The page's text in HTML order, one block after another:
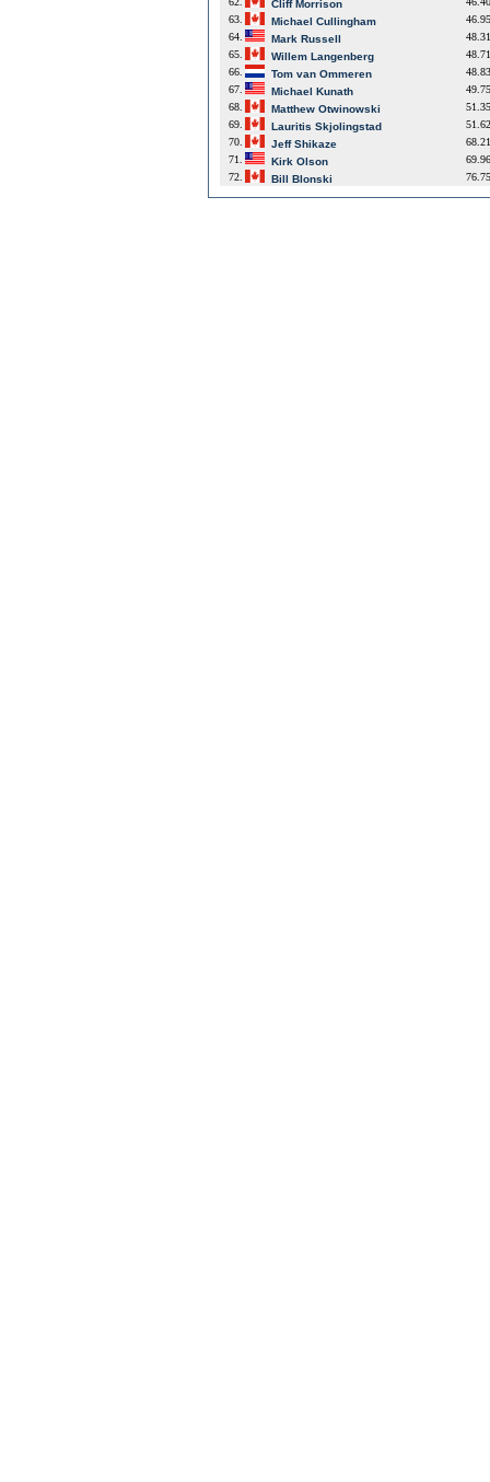
Cliff Morrison
63.
Michael Cullingham
46.95
64.
Mark Russell
48.31
65.
Willem Langenberg
48.71
66.
Tom van Ommeren
48.83
67.
Michael Kunath
49.75
68.
Matthew Otwinowski
51.35
69.
Lauritis Skjolingstad
51.62
70.
Jeff Shikaze
68.21
71.
Kirk Olson
69.96
72.
Bill Blonski 76.75